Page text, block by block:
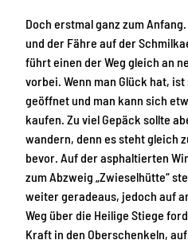
Doch erstmal ganz zum
und der Fähre auf der
führt einen der Weg gleich an
vorbei. Wenn man Glück hat,
geöffnet und man kann sich
kaufen. Zu viel Gepäck sollte
wandern, denn es steht gleich
bevor. Auf der asphaltierten
zum Abzweig „Zwieselhütte“
weiter geradeaus, jedoch auf
Weg über die Heilige Stiege
Kraft in den Oberschenkeln,